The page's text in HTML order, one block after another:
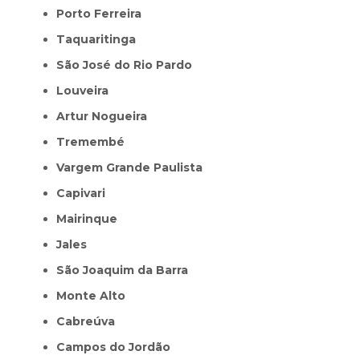
Porto Ferreira
Taquaritinga
São José do Rio Pardo
Louveira
Artur Nogueira
Tremembé
Vargem Grande Paulista
Capivari
Mairinque
Jales
São Joaquim da Barra
Monte Alto
Cabreúva
Campos do Jordão